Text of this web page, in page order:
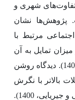
تفاوت‌های شهری و
پژوهش‌ها نشان
مرتبط با
تمایل به آن
را تحت تأثیر قرار دهد (فروتن و صادقی، 1400). دیدگاه روشن
بالاتر با نگرش
جیریایی، 1400
).